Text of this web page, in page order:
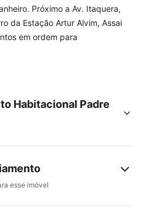
Próximo a Av. Itaquera,
da Estação Artur Alvim, Assai
em ordem para
Habitacional Padre
esse imóvel